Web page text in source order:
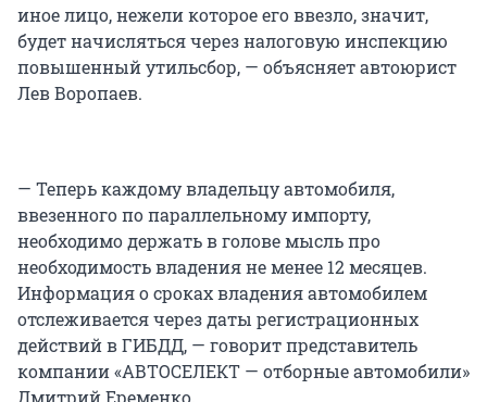
иное лицо, нежели которое его ввезло, значит,
будет начисляться через налоговую инспекцию
повышенный утильсбор, — объясняет автоюрист
Лев Воропаев.
— Теперь каждому владельцу автомобиля,
ввезенного по параллельному импорту,
необходимо держать в голове мысль про
необходимость владения не менее 12 месяцев.
Информация о сроках владения автомобилем
отслеживается через даты регистрационных
действий в ГИБДД, — говорит представитель
компании «АВТОСЕЛЕКТ — отборные автомобили»
Дмитрий Еременко.